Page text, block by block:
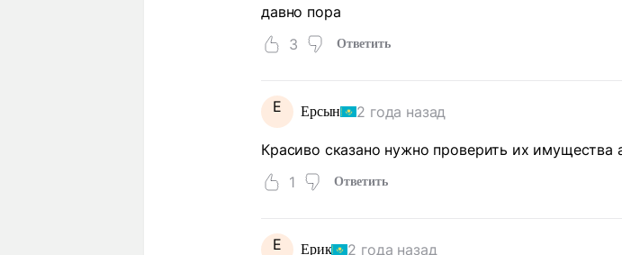
давно пора
3
Ответить
Е Ерсын 2 года назад
Красиво сказано нужно проверить их имущества
1
Ответить
Е Ерик 2 года назад